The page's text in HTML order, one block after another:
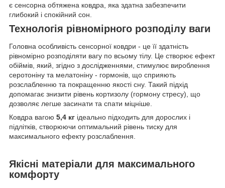
є сенсорна обтяжена ковдра, яка здатна забезпечити
глибокий і спокійний сон.
Технологія рівномірного розподілу ваги
Головна особливість сенсорної ковдри - це її здатність
рівномірно розподіляти вагу по всьому тілу. Це створює ефект
обіймів, який, згідно з дослідженнями, стимулює вироблення
серотоніну та мелатоніну - гормонів, що сприяють
розслабленню та покращенню якості сну. Такий підхід
допомагає знизити рівень кортизолу (гормону стресу), що
дозволяє легше засинати та спати міцніше.
Ковдра вагою 5,4 кг ідеально підходить для дорослих і
підлітків, створюючи оптимальний рівень тиску для
максимального ефекту розслаблення.
Якісні матеріали для максимального
комфорту